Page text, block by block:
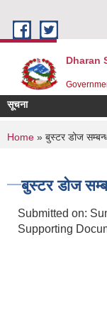
Dharan
सूचना
You are
Home » बुस्टर डोज
बुस्टर डोज
Submitted on:
Supporting